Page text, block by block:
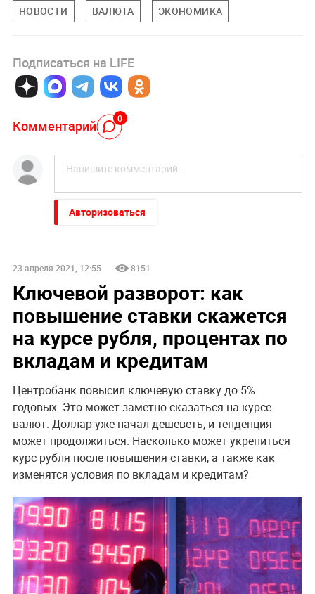
НОВОСТИ ВАЛЮТА ЭКОНОМИКА
Подписаться на LIFE
Комментарий 0
Авторизоваться
23 апреля 2021, 12:55 8151
Ключевой разворот: как
повышение ставки скажется
на курсе рубля, процентах по
вкладам и кредитам
Центробанк повысил ключевую ставку до 5%
годовых. Это может заметно сказаться на курсе
валют. Доллар уже начал дешеветь, и тенденция
может продолжиться. Насколько может укрепиться
курс рубля после повышения ставки, а также как
изменятся условия по вкладам и кредитам?